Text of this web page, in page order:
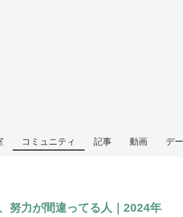
コミュニティ 記事 動画 デ
努力が間違ってる人｜2024年